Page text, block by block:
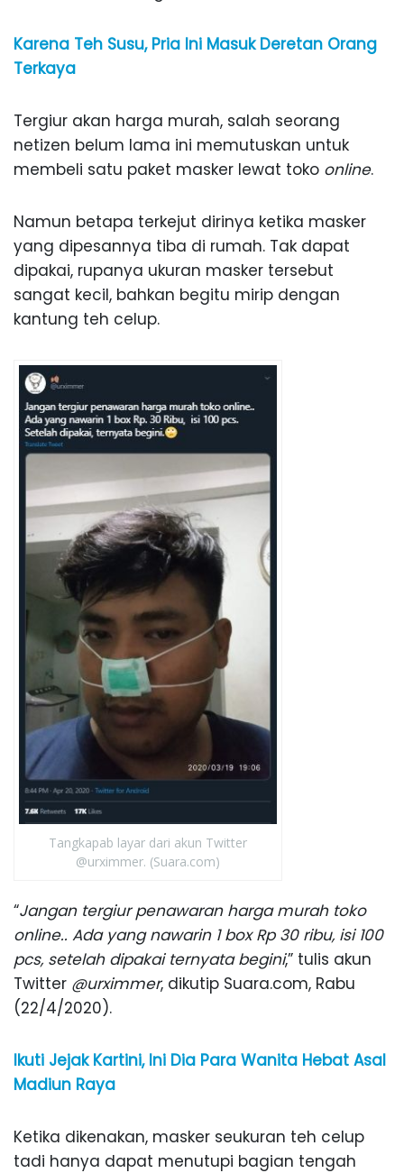
Karena Teh Susu, Pria Ini Masuk Deretan Orang
Terkaya
Tergiur akan harga murah, salah seorang
netizen belum lama ini memutuskan untuk
membeli satu paket masker lewat toko online.
Namun betapa terkejut dirinya ketika masker
yang dipesannya tiba di rumah. Tak dapat
dipakai, rupanya ukuran masker tersebut
sangat kecil, bahkan begitu mirip dengan
kantung teh celup.
Tangkapab layar dari akun Twitter
@urximmer. (Suara.com)
“Jangan tergiur penawaran harga murah toko
online.. Ada yang nawarin 1 box Rp 30 ribu, isi 100
pcs, setelah dipakai ternyata begini,” tulis akun
Twitter @urximmer, dikutip Suara.com, Rabu
(22/4/2020).
Ikuti Jejak Kartini, Ini Dia Para Wanita Hebat Asal
Madiun Raya
Ketika dikenakan, masker seukuran teh celup
tadi hanya dapat menutupi bagian tengah